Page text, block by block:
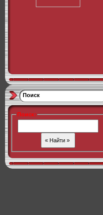
Поиск
Поиск: